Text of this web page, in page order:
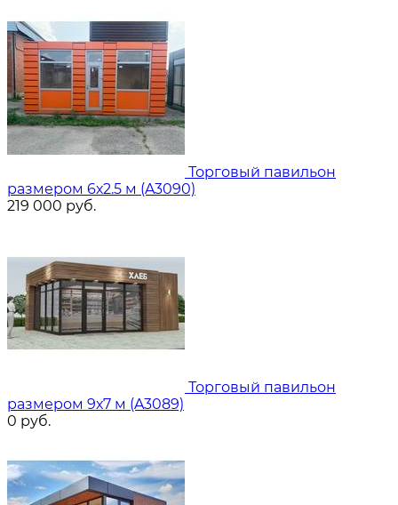
Торговый павильон
размером 6х2.5 м (A3090)
219 000 руб.
Торговый павильон
размером 9х7 м (A3089)
0 руб.